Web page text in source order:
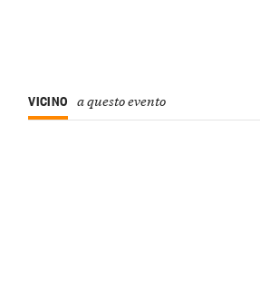
VICINO a questo evento